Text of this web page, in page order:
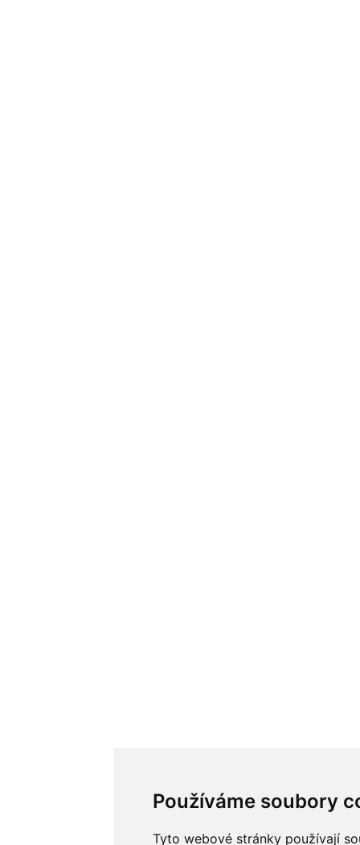
Používáme soubory
Tyto webové stránky používají